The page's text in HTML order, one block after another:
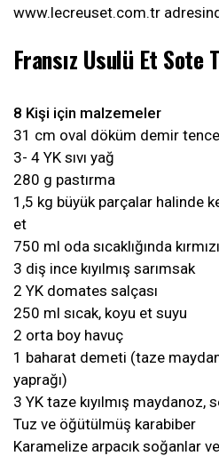
www.lecreuset.com.tr
Fransız Usulü Et Sote
8 Kişi için malzemeler
31 cm oval döküm demir
3- 4 YK sıvı yağ
280 g pastırma
1,5 kg büyük parçalar halinde
et
750 ml oda sıcaklığında
3 diş ince kıyılmış sarımsak
2 YK domates salçası
250 ml sıcak, koyu et suyu
2 orta boy havuç
1 baharat demeti (taze
yaprağı)
3 YK taze kıyılmış maydanoz,
Tuz ve öğütülmüş karabiber
Karamelize arpacık soğanlar